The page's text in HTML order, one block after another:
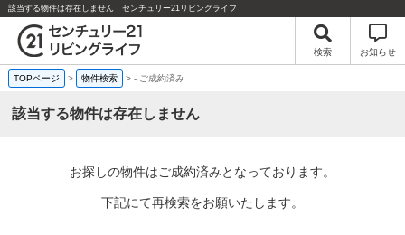
該当する物件は存在しません｜センチュリー21リビングライフ
検索 お知らせ
TOPページ > 物件検索 >- ご成約済み
該当する物件は存在しません
お探しの物件はご成約済みとなっております。
下記にて再検索をお願いたします。